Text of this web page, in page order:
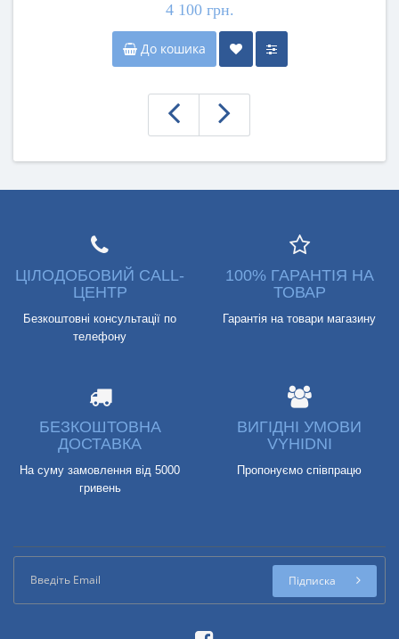
4 100 грн.
До кошика
ЦІЛОДОБОВИЙ CALL-
ЦЕНТР
Безкоштовні консультації по
телефону
100% ГАРАНТІЯ НА
ТОВАР
Гарантія на товари магазину
БЕЗКОШТОВНА
ДОСТАВКА
На суму замовлення від 5000
гривень
ВИГІДНІ УМОВИ
VYHIDNI
Пропонуємо співпрацю
Підписка